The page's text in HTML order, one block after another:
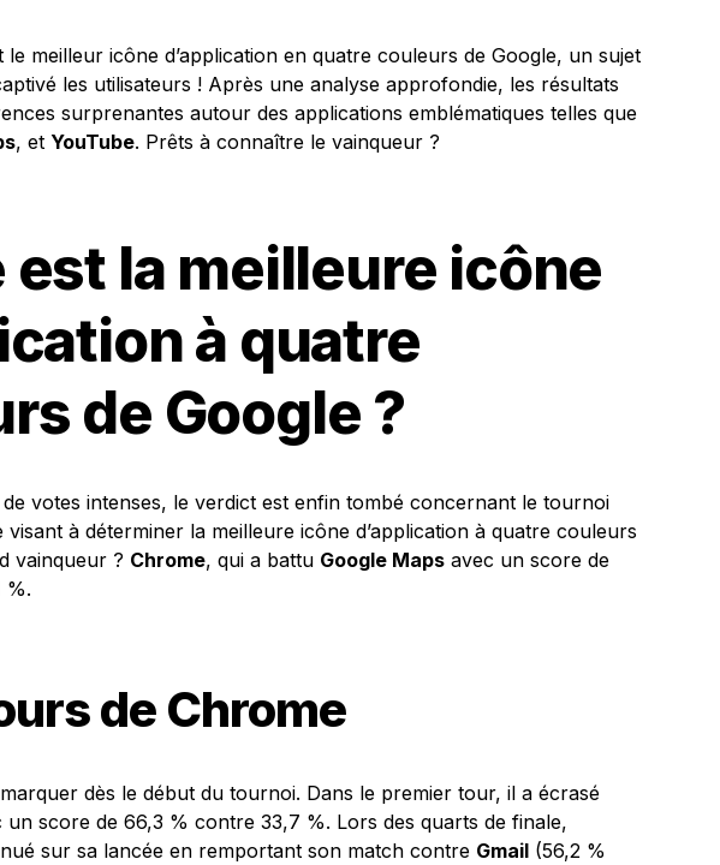
meilleur icône d’application en quatre couleurs de Google, un sujet
les utilisateurs ! Après une analyse approfondie, les résultats
surprenantes autour des applications emblématiques telles que
, et YouTube. Prêts à connaître le vainqueur ?
est la meilleure icône
à quatre
de Google ?
votes intenses, le verdict est enfin tombé concernant le tournoi
visant à déterminer la meilleure icône d’application à quatre couleurs
vainqueur ? Chrome, qui a battu Google Maps avec un score de
%.
de Chrome
dès le début du tournoi. Dans le premier tour, il a écrasé
un score de 66,3 % contre 33,7 %. Lors des quarts de finale,
sur sa lancée en remportant son match contre Gmail (56,2 %